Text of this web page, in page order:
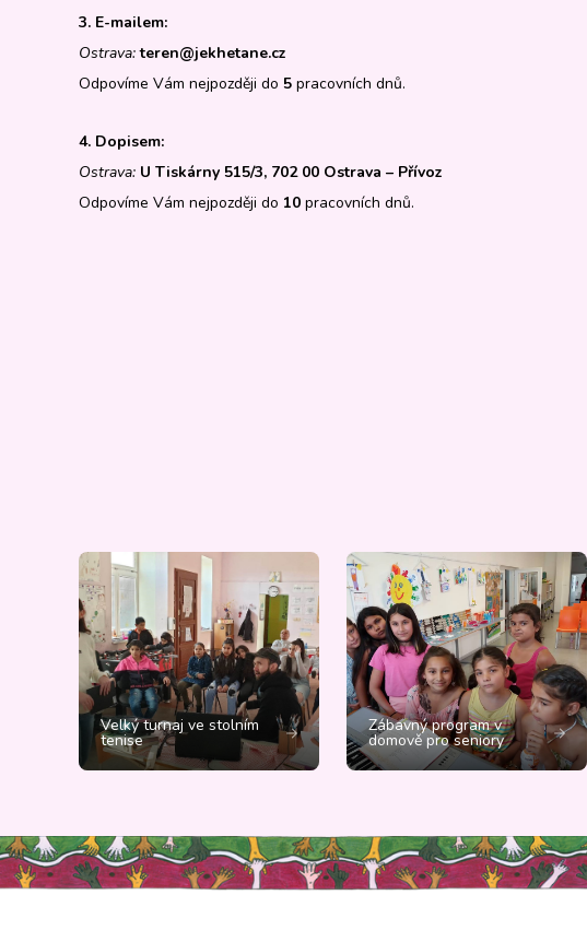
3. E-mailem:
Ostrava: teren@jekhetane.cz
Odpovíme Vám nejpozději do 5 pracovních dnů.
4. Dopisem:
Ostrava: U Tiskárny 515/3, 702 00 Ostrava – Přívoz
Odpovíme Vám nejpozději do 10 pracovních dnů.
Velký turnaj ve stolním
tenise
Zábavný program v
domově pro seniory